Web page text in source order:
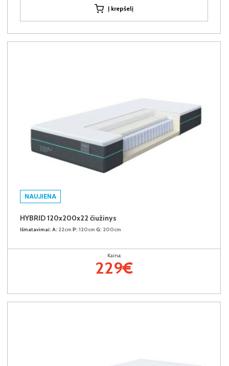
Į krepšelį
NAUJIENA
HYBRID 120x200x22 čiužinys
Išmatavimai: A: 22cm P: 120cm G: 200cm
Kaina:
229€